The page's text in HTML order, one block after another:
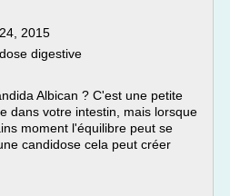
2015
digestive
Albican ? C'est une petite
dans votre intestin, mais lorsque
moment l'équilibre peut se
candidose cela peut créer